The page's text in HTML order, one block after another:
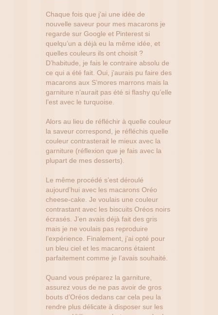
Chaque fois que j’ai une idée de
nouvelle saveur pour mes macarons je
regarde sur Google et Pinterest si
quelqu’un a déjà eu la même idée, et
quelles couleurs ils ont choisit ?
D’habitude, je fais le contraire absolu de
ce qui a été fait. Oui, j’aurais pu faire des
macarons aux S’mores marrons mais la
garniture n’aurait pas été si flashy qu’elle
l’est avec le turquoise.
Alors au lieu de réfléchir à quelle couleur
la saveur correspond, je réfléchis quelle
couleur contrasterait le mieux avec la
garniture (réflexion que je fais avec la
plupart de mes desserts).
Le même procédé s’est déroulé
aujourd’hui avec les macarons Oréo
cheese-cake. Je voulais une couleur
contrastant avec les biscuits Oréos noirs
écrasés. J’en avais déjà fait des gris
mais je ne voulais pas reproduire
l’expérience. Finalement, j’ai opté pour
un bleu ciel et les macarons étaient
parfaitement comme je l’avais souhaité.
Quand vous préparez la garniture,
assurez vous de ne pas avoir de gros
bouts d’Oréos dedans car cela peu la
rendre plus délicate à disposer sur les